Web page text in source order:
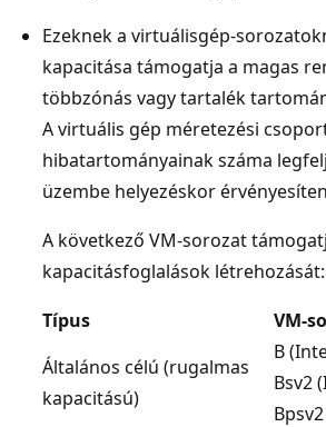
Ezeknek a virtuálisgép-
kapacitása támogatja a magas
többzónás vagy tartalék
A virtuális gép méretezési
hibatartományainak száma
üzembe helyezéskor
A következő VM-sorozat
kapacitásfoglalások létrehozását:
Típus
VM-
Általános célú (rugalmas
kapacitású)
B
Bsv2